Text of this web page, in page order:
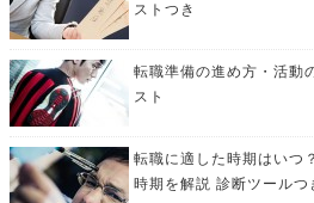
ストつき
転職準備の進め方・活動
スト
転職に適した時期はいつ
時期を解説 診断ツールつ